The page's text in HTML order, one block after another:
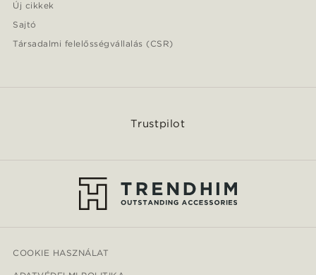
Új cikkek
Sajtó
Társadalmi felelősségvállalás (CSR)
Trustpilot
COOKIE HASZNÁLAT